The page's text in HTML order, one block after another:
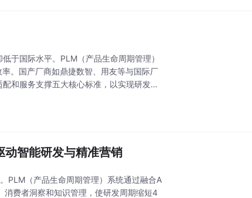
于国际水平。PLM（产品生命周期管理）
。国产厂商如鼎捷数智、用友等与国际厂
和服务支撑五大核心标准，以实现研发效
智能研发与精准营销
PLM（产品生命周期管理）系统通过融合A
消费者洞察和知识管理，使研发周期缩短4